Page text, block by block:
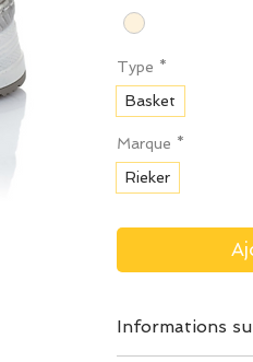
Type *
Basket
Marque *
Rieker
Informations